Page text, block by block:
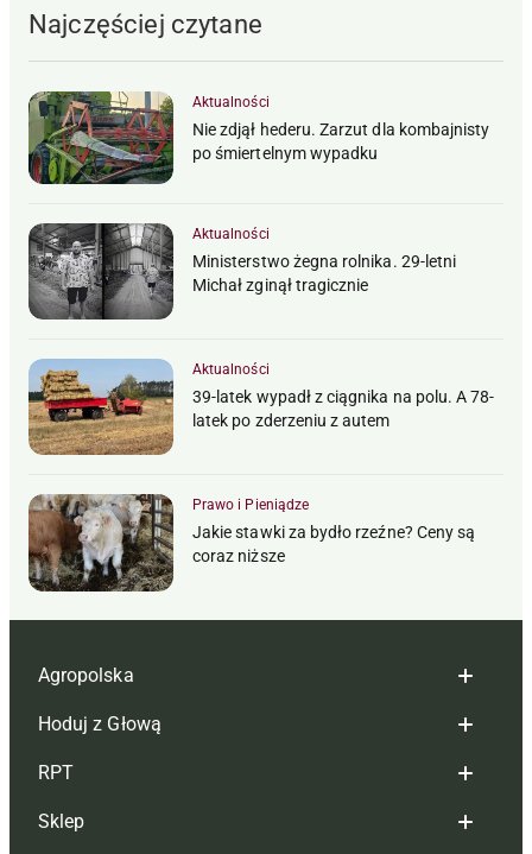
Najczęściej czytane
Aktualności
Nie zdjął hederu. Zarzut dla kombajnisty
po śmiertelnym wypadku
Aktualności
Ministerstwo żegna rolnika. 29-letni
Michał zginął tragicznie
Aktualności
39-latek wypadł z ciągnika na polu. A 78-
latek po zderzeniu z autem
Prawo i Pieniądze
Jakie stawki za bydło rzeźne? Ceny są
coraz niższe
Agropolska
Redakcja
Reklama
Tagi
Hoduj z Głową
Hoduj z głową bydło
Hoduj z głową świnie
RPT
Redakcja
Sklep